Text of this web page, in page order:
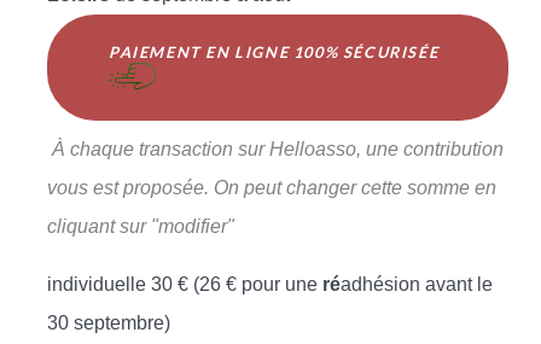
PAIEMENT EN LIGNE 100% SÉCURISÉE
À chaque transaction sur Helloasso, une contribution
vous est proposée. On peut changer cette somme en
cliquant sur "modifier"
individuelle 30 € (26 € pour une réadhésion avant le
30 septembre)